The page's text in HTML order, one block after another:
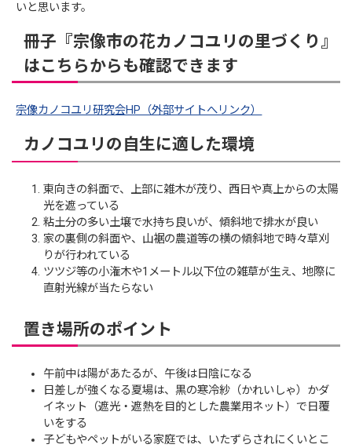
いと思います。
冊子『宗像市の花カノコユリの里づくり』
はこちらからも確認できます
宗像カノコユリ研究会HP（外部サイトへリンク）
カノコユリの自生に適した環境
東向きの斜面で、上部に雑木が茂り、西日や真上からの太陽
光を遮っている
粘土分の多い土壌で水持ち良いが、傾斜地で排水が良い
家の裏側の斜面や、山裾の農道等の横の傾斜地で時々草刈
りが行われている
ツツジ等の小潅木や1メートル以下位の雑草が生え、地際に
直射光線が当たらない
置き場所のポイント
午前中は陽があたるが、午後は日陰になる
日差しが強くなる夏場は、黒の寒冷紗（かれいしゃ）かダ
イネット（遮光・遮熱を目的とした農業用ネット）で日覆
いをする
子どもやペットがいる家庭では、いたずらされにくいとこ